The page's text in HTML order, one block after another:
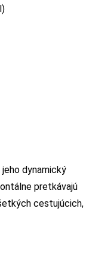
dynamický
pretkávajú
cestujúcich,